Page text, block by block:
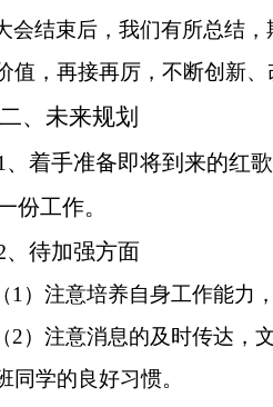
会结束后，我们有所总结
值，再接再厉，不断创新
二、未来规划
、着手准备即将到来的红
份工作。
、 待加强方面
（ 1） 注意培养自身工作能力
（ 2）注意消息的及时传达，
同学的良好习惯。